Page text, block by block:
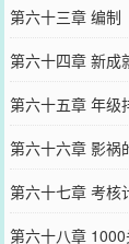
第六十三章 编制
第六十四章 新成
第六十五章 年级
第六十六章 影祸
第六十七章 考核
第六十八章 1000